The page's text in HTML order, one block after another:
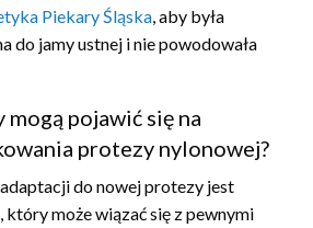
Piekary Śląska , aby była
do jamy ustnej i nie powodowała
mogą pojawić się na
protezy nylonowej?
do nowej protezy jest
który może wiązać się z pewnymi